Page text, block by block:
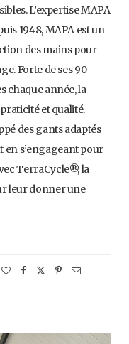
L’expertise MAPA
1948, MAPA est un
des mains pour
Forte de ses 90
chaque année, la
et qualité.
des gants adaptés
en s’engageant pour
TerraCycle®, la
leur donner une